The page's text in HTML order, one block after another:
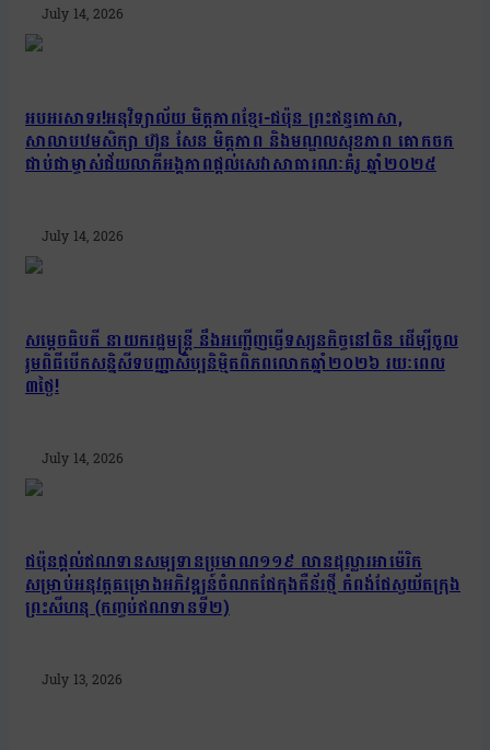
July 14, 2026
អបអរសាទរ!អនុវិទ្យាល័យ មិត្តភាពខ្មែរ-ជប៉ុន ព្រះឥន្ទកោសា,
សាលាបឋមសិក្សា ហ៊ុន សែន មិត្តភាព និងមណ្ឌលសុខភាព គោកចក
ជាប់ជាម្ចាស់ជ័យលាភីអង្គភាពផ្តល់សេវាសាធារណៈគំរូ ឆ្នាំ២០២៥
July 14, 2026
សម្តេចធិបតី នាយករដ្ឋមន្ត្រី នឹងអញ្ជើញធ្វើទស្សនកិច្ចនៅចិន ដើម្បីចូល
រួមពិធីបើកសន្និសីទបញ្ញាសិប្បនិម្មិតពិភពលោកឆ្នាំ២០២៦ រយៈពេល
៣ថ្ងៃ!
July 14, 2026
ជប៉ុនផ្តល់ឥណទានសម្បទានប្រមាណ១១៩ លានដុល្លារអាម៉េរិក
សម្រាប់អនុវត្តគម្រោងអភិវឌ្ឍន៍ចំណតផែកុងតឺន័រថ្មី កំពង់ផែស្វយ័តក្រុង
ព្រះសីហនុ (កញ្ចប់ឥណទានទី២)
July 13, 2026